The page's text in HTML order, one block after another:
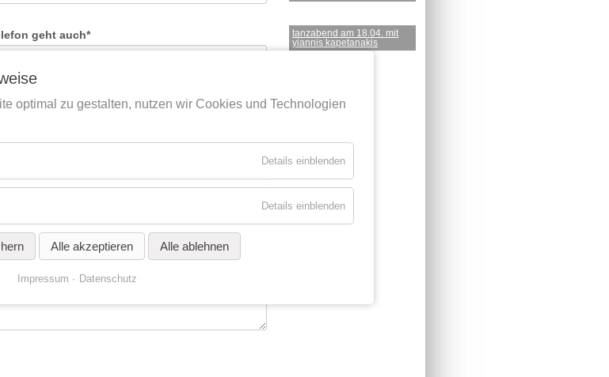
geht auch*
tanzabend am 18.04. mit
yiannis kapetanakis
optimal zu gestalten, nutzen wir Cookies und Technologien
Details einblenden
Details einblenden
Alle akzeptieren Alle ablehnen
Impressum Datenschutz